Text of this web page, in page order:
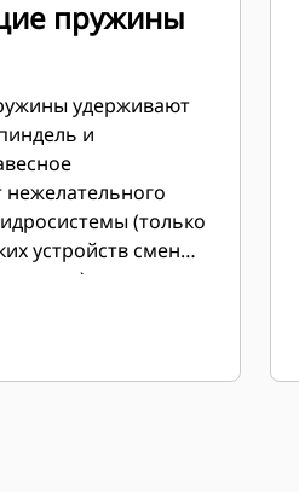
пружины
удерживают
и
(только
устройств смены